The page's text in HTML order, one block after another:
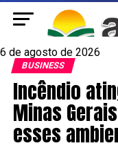
6 de agosto de 2026
BUSINESS
Incêndio
Minas
esses